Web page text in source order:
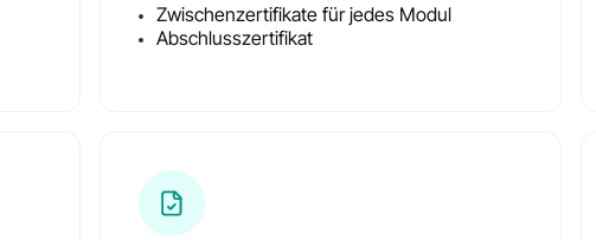
Zwischenzertifikate für jedes Modul
Abschlusszertifikat